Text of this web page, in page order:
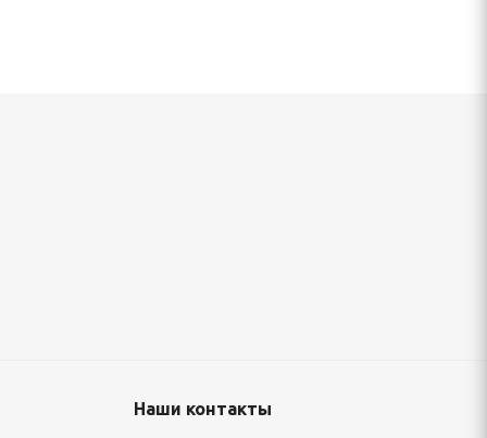
Наши контакты